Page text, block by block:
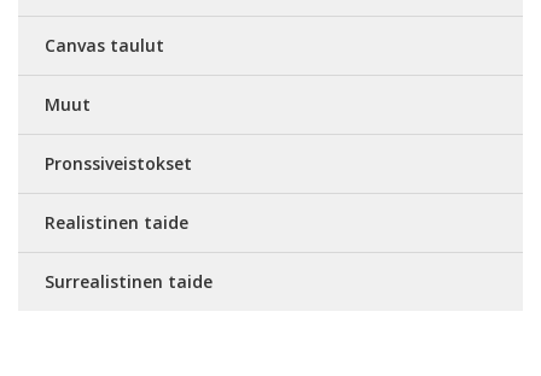
Canvas taulut
Muut
Pronssiveistokset
Realistinen taide
Surrealistinen taide